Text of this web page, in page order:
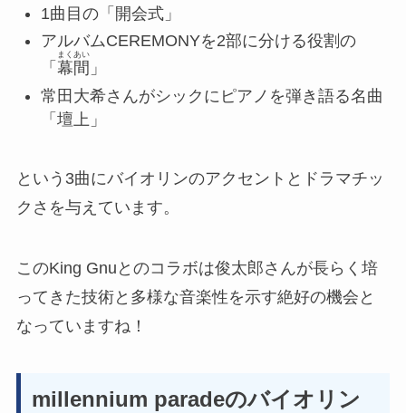
1曲目の「開会式」
アルバムCEREMONYを2部に分ける役割の
「 幕間
まくあい
」
常田大希さんがシックにピアノを弾き語る名曲
「壇上」
という3曲にバイオリンのアクセントとドラマチッ
クさを与えています。
このKing Gnuとのコラボは俊太郎さんが長らく培
ってきた技術と多様な音楽性を示す絶好の機会と
なっていますね！
millennium paradeのバイオリン